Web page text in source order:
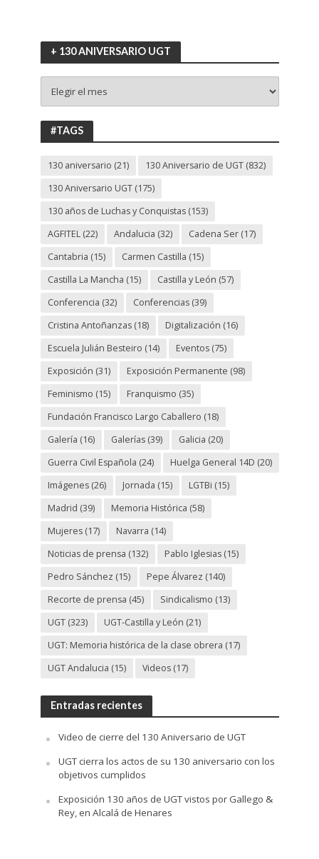
+ 130 ANIVERSARIO UGT
130
ANIVERSARIO
UGT
#TAGS
130 aniversario (21) 130 Aniversario de UGT(832)
130 Aniversario UGT(175)
130 años de Luchas y Conquistas(153)
AGFITEL(22) Andalucia (32) Cadena Ser(17)
Cantabria (15) Carmen Castilla (15)
Castilla La Mancha (15) Castilla y León (57)
Conferencia (32) Conferencias(39)
Cristina Antoñanzas(18) Digitalización (16)
Escuela Julián Besteiro (14) Eventos(75)
Exposición (31) Exposición Permanente (98)
Feminismo (15) Franquismo (35)
Fundación Francisco Largo Caballero (18)
Galería (16) Galerías(39) Galicia (20)
Guerra Civil Española (24) Huelga General 14D (20)
Imágenes(26) Jornada (15) LGTBi (15)
Madrid (39) Memoria Histórica (58)
Mujeres(17) Navarra (14)
Noticias de prensa (132) Pablo Iglesias(15)
Pedro Sánchez (15) Pepe Álvarez (140)
Recorte de prensa (45) Sindicalismo (13)
UGT(323) UGT-Castilla y León (21)
UGT: Memoria histórica de la clase obrera (17)
UGT Andalucia (15) Videos(17)
Entradas recientes
Video de cierre del 130 Aniversario de UGT
UGT cierra los actos de su 130 aniversario con los
objetivos cumplidos
Exposición 130 años de UGT vistos por Gallego &
Rey, en Alcalá de Henares